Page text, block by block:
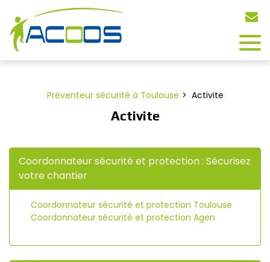
Préventeur sécurité à Toulouse Activite
Activite
Coordonnateur sécurité et protection : Sécurisez
votre chantier
Coordonnateur sécurité et protection Toulouse
Coordonnateur sécurité et protection Agen
Panneau de gestion des cookies